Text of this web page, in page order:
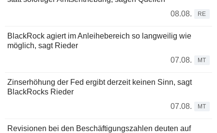
08.08.
RE
BlackRock agiert im Anleihebereich so langweilig wie
möglich, sagt Rieder
07.08.
MT
Zinserhöhung der Fed ergibt derzeit keinen Sinn, sagt
BlackRocks Rieder
07.08.
MT
Revisionen bei den Beschäftigungszahlen deuten auf